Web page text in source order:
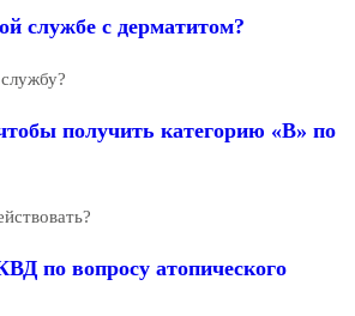
службе с дерматитом?
получить категорию «В» по
по вопросу атопического